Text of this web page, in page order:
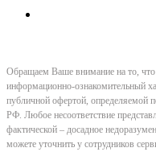
Обращаем Ваше внимание на то, что
информационно-ознакомительный
публичной офертой, определяемой
РФ. Любое несоответствие
фактической – досадное
можете уточнить у сотрудников